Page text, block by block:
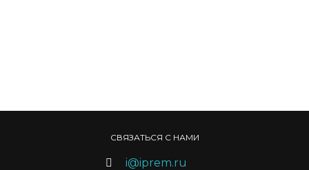
СВЯЗАТЬСЯ С НАМИ
i@iprem.ru